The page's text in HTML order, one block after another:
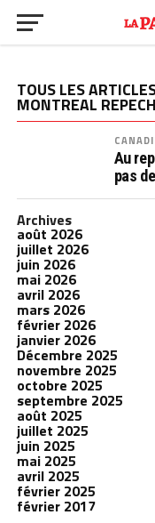
TOUS LES
MONTREAL
Au
pas
Archives
août 2026
juillet 2026
juin 2026
mai 2026
avril 2026
mars 2026
février 2026
janvier 2026
Décembre 2025
novembre 2025
octobre 2025
septembre 2025
août 2025
juillet 2025
juin 2025
mai 2025
avril 2025
février 2025
février 2017